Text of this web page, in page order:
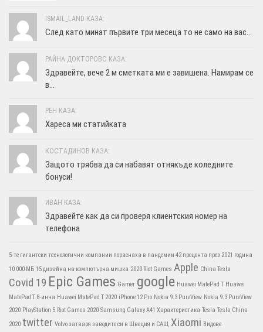
ISMAIL_LAND КАЗА:
След като минат първите три месеца то не само на вас...
РАЙНА ДОКТОРОВС КАЗА:
Здравейте, вече 2 м сметката ми е завишена. Намирам се
в...
РЕН КАЗА:
Хареса ми статийката
КОСТАДИНОВ КАЗА:
Защото трябва да си набавят отнякъде коледните
бонуси!
ИВАН КАЗА:
Здравейте как да си проверя клиентския номер на
телефона
5-те гигантски технологични компании пораснаха в пандемии 42 процента през 2021 година
10 000 МБ 15 дизайна на компютърна мишка 2020 Riot Games Apple China Tesla
Covid 19 Epic Games Gamer google Huawei MatePad T Huawei
MatePad T 8-инча Huawei MatePad T 2020 iPhone 12 Pro Nokia 9.3 PureView Nokia 9.3 PureView
2020 PlayStation 5 Riot Games 2020 Samsung Galaxy A41 Характеристика Tesla Tesla China
2020 twitter Volvo затваря заводите си в Швеция и САЩ Xiaomi Видове